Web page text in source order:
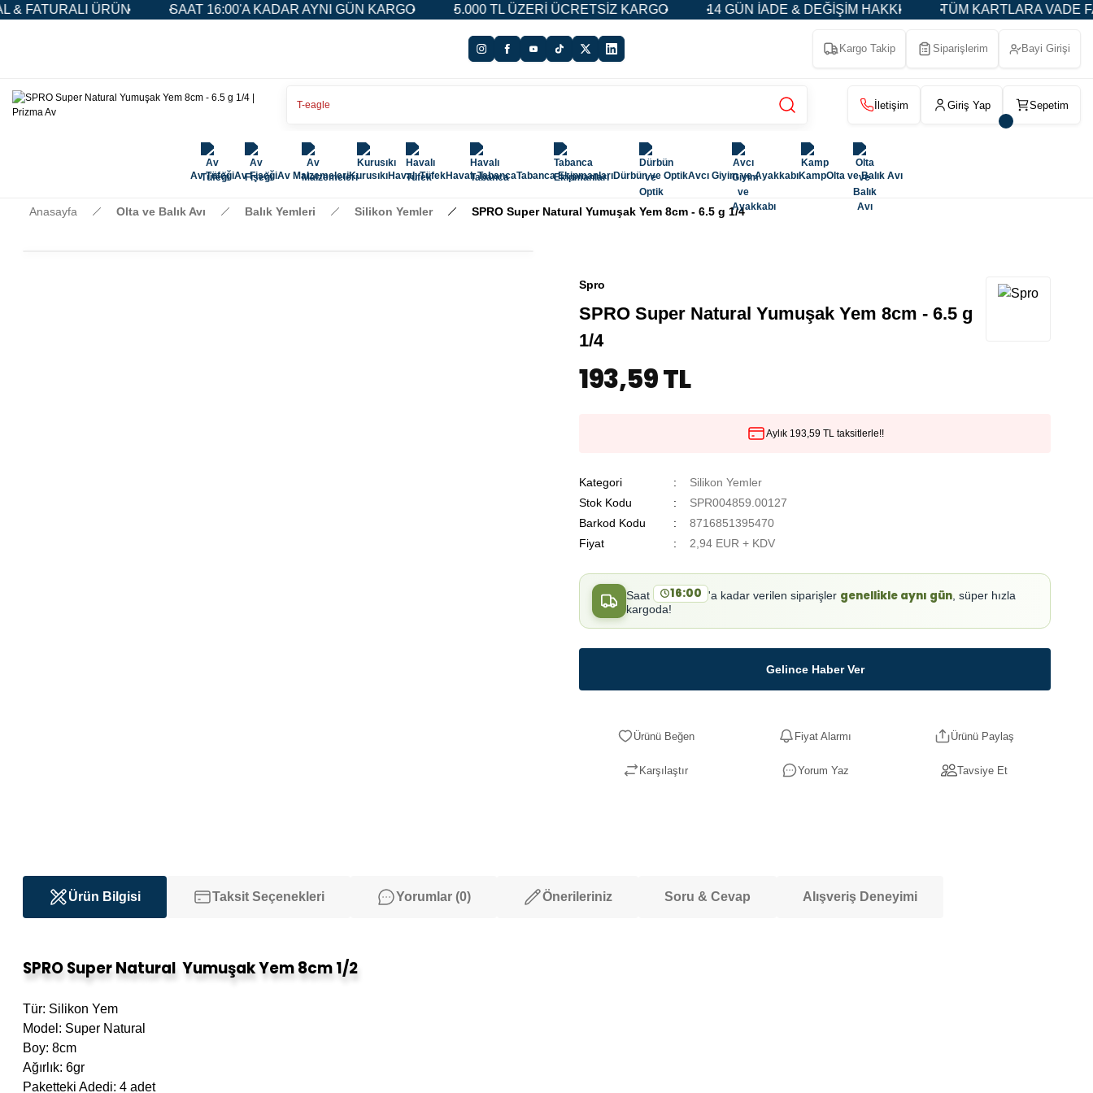
ÜRÜN SAAT 16:00'A KADAR AYNI GÜN KARGO 5.000 TL ÜZERİ ÜCRETSİZ KARGO 14 GÜN İADE & DEĞİŞİM HAKKI TÜM KARTLARA VADE
Kargo Takip Siparişlerim Bayi Girişi
İletişim Giriş Yap Sepetim
Av TüfeğiAv FişeğiAv MalzemeleriKurusıkıHavalı TüfekHavalı TabancaTabanca EkipmanlarıDürbün ve OptikAvcı Giyim ve AyakkabıKampOlta ve Balık Avı
Anasayfa Olta ve Balık Avı Balık Yemleri Silikon Yemler SPRO Super Natural Yumuşak Yem 8cm - 6.5 g 1/4
Spro
SPRO Super Natural Yumuşak Yem 8cm - 6.5 g
1/4
193,59 TL
Aylık 193,59 TL taksitlerle!!
Kategori
Silikon Yemler
Stok Kodu
SPR004859.00127
Barkod Kodu
8716851395470
Fiyat
2,94 EUR + KDV
Saat 16:00 'a kadar verilen siparişler genellikle aynı gün , süper hızla
kargoda!
Gelince Haber Ver
Fiyat Alarmı Ürünü Paylaş
Karşılaştır Yorum Yaz Tavsiye Et
Ürün Bilgisi Taksit Seçenekleri Yorumlar (0) Önerileriniz Soru & Cevap Alışveriş Deneyimi
SPRO Super Natural Yumuşak Yem 8cm 1/2
Tür: Silikon Yem
Model: Super Natural
Boy: 8cm
Ağırlık: 6gr
Paketteki Adedi: 4 adet